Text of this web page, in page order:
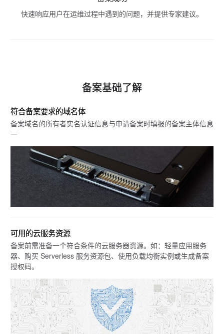
快速响应用户在运维过程中遇到的问题，并提供专家建议。
备案基础了解
符合备案要求的域名体
备案域名的所有者实名认证信息与申请备案时填报的备案主体信息
一
可用的云服务资源
备案前需准备一个符合条件的云服务器资源。如：轻量应用服务
器、购买 Serverless 服务资源包、使用负载均衡实例或生成备案
授权码。